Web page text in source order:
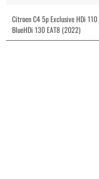
Citroen C4 5p Exclusive HDi
BlueHDi 130 EAT8 (2022)